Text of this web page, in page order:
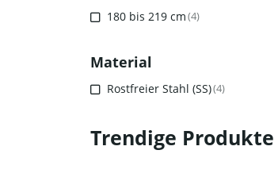
180 bis 219 cm(4)
Material
Rostfreier Stahl (SS)(4)
Trendige Produkte